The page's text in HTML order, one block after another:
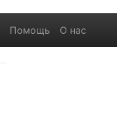
Помощь О нас